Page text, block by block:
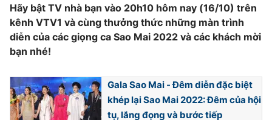
Hãy bật TV nhà bạn vào 20h10 hôm nay (16/10) trên
kênh VTV1 và cùng thưởng thức những màn trình
diễn của các giọng ca Sao Mai 2022 và các khách mời
bạn nhé!
Gala Sao Mai - Đêm diễn đặc biệt
khép lại Sao Mai 2022: Đêm của hội
tụ, lắng đọng và bước tiếp